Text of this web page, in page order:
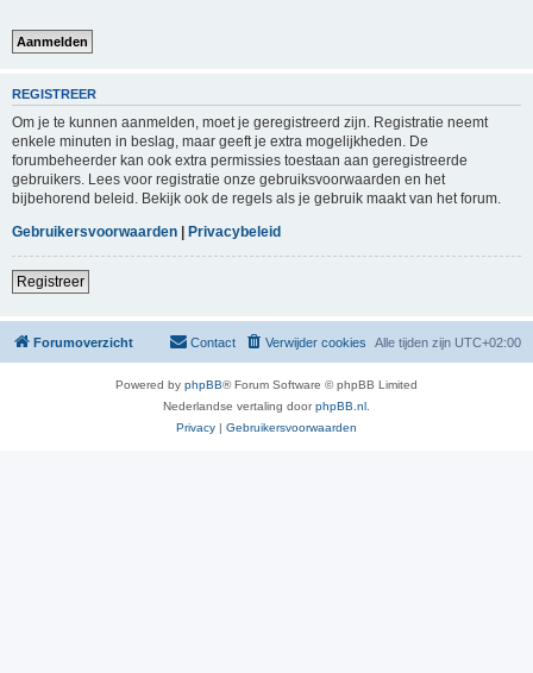
REGISTREER
Om je te kunnen aanmelden, moet je geregistreerd zijn. Registratie neemt
enkele minuten in beslag, maar geeft je extra mogelijkheden. De
forumbeheerder kan ook extra permissies toestaan aan geregistreerde
gebruikers. Lees voor registratie onze gebruiksvoorwaarden en het
bijbehorend beleid. Bekijk ook de regels als je gebruik maakt van het forum.
Gebruikersvoorwaarden | Privacybeleid
Registreer
Forumoverzicht Alle tijden zijn UTC+02:00
Verwijder cookies
Contact
Powered by phpBB® Forum Software © phpBB Limited
Nederlandse vertaling doorphpBB.nl
Privacy | Gebruikersvoorwaarden